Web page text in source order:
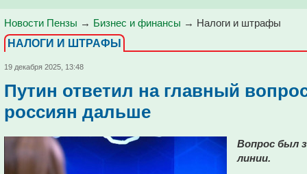
Новости Пензы → Бизнес и финансы → Налоги и штрафы
НАЛОГИ И ШТРАФЫ
19 декабря 2025, 13:48
Путин ответил на главный
россиян дальше
Вопрос был
линии.